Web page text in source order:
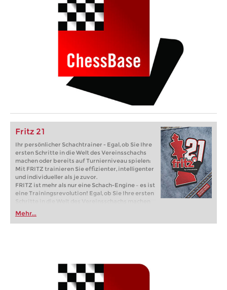
Fritz 21
Ihr persönlicher Schachtrainer - Egal, ob Sie Ihre
ersten Schritte in die Welt des Vereinsschachs
machen oder bereits auf Turnierniveau spielen:
Mit FRITZ trainieren Sie effizienter, intelligenter
und individueller als je zuvor.
FRITZ ist mehr als nur eine Schach-Engine – es ist
eine Trainingsrevolution! Egal, ob Sie Ihre ersten
Schritte in die Welt des Vereinsschachs machen
oder bereits auf Turnierniveau spielen: Mit
FRITZ trainieren Sie effizienter, intelligenter und
individueller als je zuvor.
Mehr...